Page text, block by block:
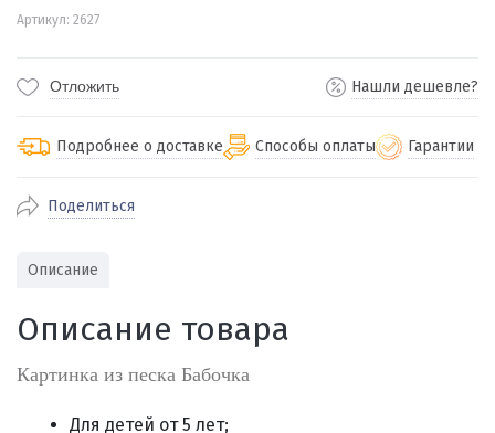
Артикул: 2627
Отложить Нашли дешевле?
Подробнее о доставке
По Екатеринбургу бесплатная
Отправляем во все регионы России
службами Пэк, Кит, Луч, Сдэк, Озон
Способы оплаты
Через СБП при получении (для
Екатеринбурга и близлежащих
городов)
Гарантии
Поделиться
Описание
Описание товара
Картинка из песка Бабочка
Для детей от 5 лет;